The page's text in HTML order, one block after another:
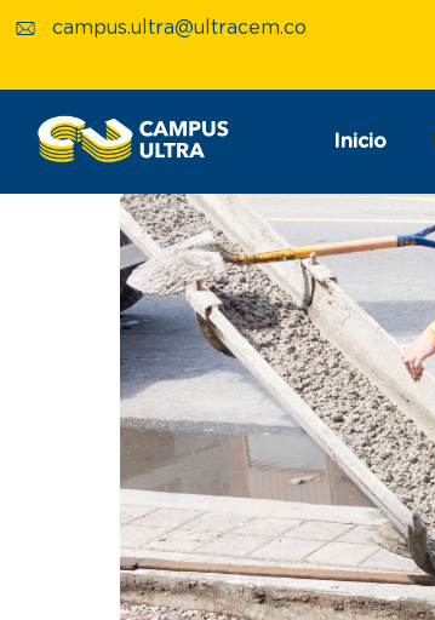
campus.ultra@ultracem.co
Inicio